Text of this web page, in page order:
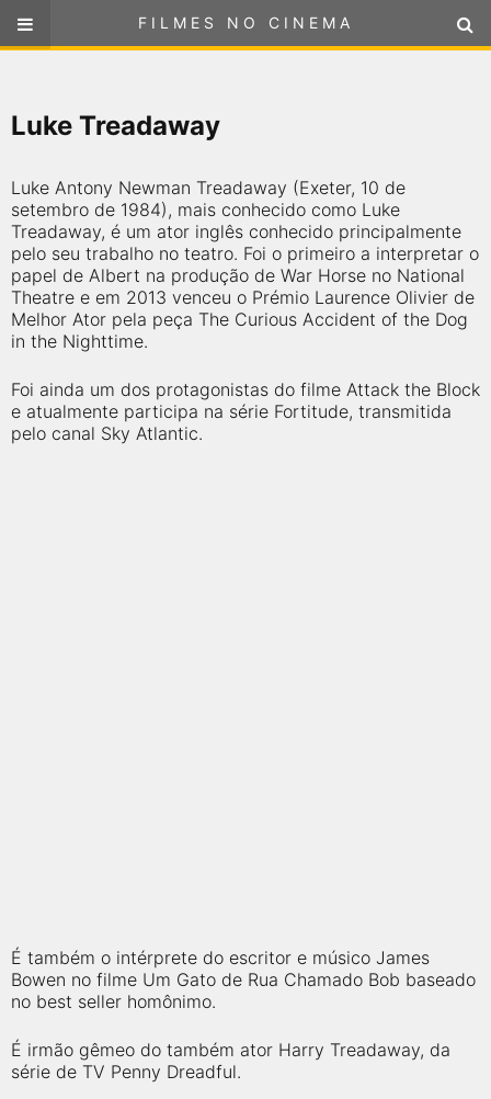
FILMES NO CINEMA
ou selecione sua localização
Luke Treadaway
Luke Antony Newman Treadaway (Exeter, 10 de
setembro de 1984), mais conhecido como Luke
Treadaway, é um ator inglês conhecido principalmente
pelo seu trabalho no teatro. Foi o primeiro a interpretar o
papel de Albert na produção de War Horse no National
Theatre e em 2013 venceu o Prémio Laurence Olivier de
Melhor Ator pela peça The Curious Accident of the Dog
in the Nighttime.
Foi ainda um dos protagonistas do filme Attack the Block
e atualmente participa na série Fortitude, transmitida
pelo canal Sky Atlantic.
É também o intérprete do escritor e músico James
Bowen no filme Um Gato de Rua Chamado Bob baseado
no best seller homônimo.
É irmão gêmeo do também ator Harry Treadaway, da
série de TV Penny Dreadful.
FILMES NO CINEMA
PRÓXIMOS LANÇAMENTOS
GÊNEROS
NOTÍCIAS
PÁGINA INICIAL
FilmesNoCinema.com.bré o maior localizador de filmes e